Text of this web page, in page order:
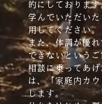
的にしております
学んでいただい
用してください。
また、体調が優
できないという
相談に乗ってあ
は、「家庭内カ
します。